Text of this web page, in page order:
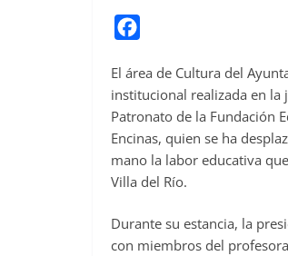
c
e
b
o
o
El área de Cultura del
institucional realizada en
Patronato de la Fundación
Encinas, quien se ha
mano la labor educativa
Villa del Río.
Durante su estancia, la
con miembros del